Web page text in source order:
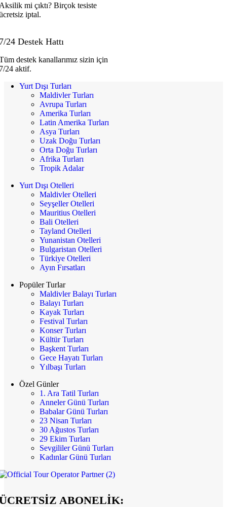
mi çıktı? Birçok tesiste
iptal.
24 Destek Hattı
destek kanallarımız sizin için
24 aktif.
Yurt Dışı Turları
Maldivler Turları
Avrupa Turları
Amerika Turları
Latin Amerika Turları
Asya Turları
Uzak Doğu Turları
Orta Doğu Turları
Afrika Turları
Tropik Adalar
Yurt Dışı Otelleri
Maldivler Otelleri
Seyşeller Otelleri
Mauritius Otelleri
Bali Otelleri
Tayland Otelleri
Yunanistan Otelleri
Bulgaristan Otelleri
Türkiye Otelleri
Ayın Fırsatları
Popüler Turlar
Maldivler Balayı Turları
Balayı Turları
Kayak Turları
Festival Turları
Konser Turları
Kültür Turları
Başkent Turları
Gece Hayatı Turları
Yılbaşı Turları
Özel Günler
1. Ara Tatil Turları
Anneler Günü Turları
Babalar Günü Turları
23 Nisan Turları
30 Ağustos Turları
29 Ekim Turları
Sevgililer Günü Turları
Kadınlar Günü Turları
ABONELİK: